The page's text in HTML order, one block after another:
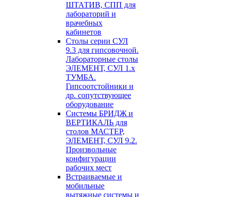
ШТАТИВ, СПП для
лабораторий и
врачебных
кабинетов
Столы серии СУЛ
9.3 для гипсовочной.
Лабораторные столы
ЭЛЕМЕНТ, СУЛ 1.х
ТУМБА.
Гипсоотстойники и
др. сопутствующее
оборудование
Системы БРИДЖ и
ВЕРТИКАЛЬ для
столов МАСТЕР,
ЭЛЕМЕНТ, СУЛ 9.2.
Произвольные
конфигурации
рабочих мест
Встраиваемые и
мобильные
вытяжные системы и